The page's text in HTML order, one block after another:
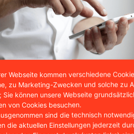
Wir
Webseite kommen verschiedene
zu Marketing-Zwecken und solche zu
Sie können unsere Webseite
von Cookies besuchen.
sind die technisch
die aktuellen Einstellungen jederzeit